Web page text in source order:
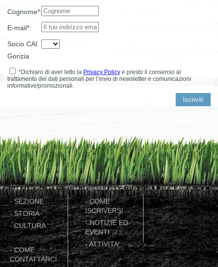
Cognome*:
E-mail*:
Socio CAI
Gorizia
*Dichiaro di aver letto la Privacy Policy e presto il consenso al
trattamento dei dati personali per l’invio di newsletter e comunicazioni
informative/promozionali.
-SEZIONE
-STORIA
-CULTURA
-COME
ISCRIVERSI
-NOTIZIE ED
EVENTI
-ATTIVITA'
-COME
CONTATTARCI